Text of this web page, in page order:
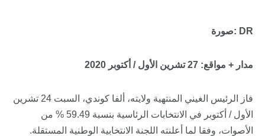
صورة: DR
مدار + مواقع: 27 تشرين الأول / أكتوبر 2020
فاز الرئيس الغيني المنتهية ولايته، ألفا كوندي، السبت 24 تشرين
الأول / أكتوبر في الانتخابات الرئاسية بنسبة 59.49 % من
الأصوات، وفقا لما أعلنته اللجنة الانتخابية الوطنية المستقلة.